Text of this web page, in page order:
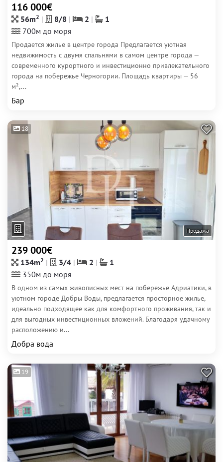
116 000€
56m2 8/8 2
1
700м до моря
Продается жилье в центре города Предлагается уютная
недвижимость с двумя спальнями в самом центре города —
современного курортного и инвестиционно привлекательного
города на побережье Черногории. Площадь квартиры — 56
м²,...
Бар
18
Продажа
239 000€
134m2 3/4 2
1
350м до моря
В одном из самых живописных мест на побережье Адриатики, в
уютном городе Добры Воды, предлагается просторное жилье,
идеально подходящее как для комфортного проживания, так и
для выгодных инвестиционных вложений. Благодаря удачному
расположению и...
Добра вода
19